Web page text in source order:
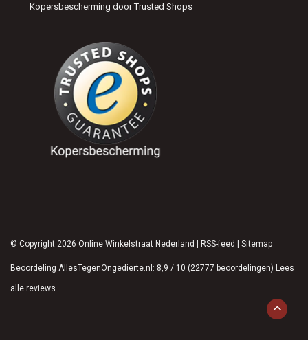
Kopersbescherming door Trusted Shops
© Copyright 2026 Online Winkelstraat Nederland RSS-feed Sitemap
Beoordeling AllesTegenOngedierte.nl : 8,9 / 10 (22777 beoordelingen) Lees
alle reviews